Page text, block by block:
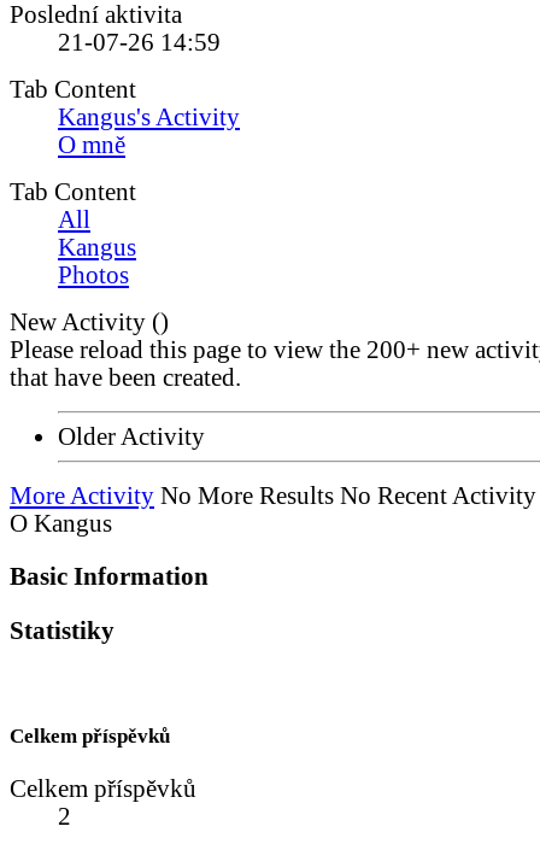
Poslední aktivita
21-07-26 14:59
Tab Content
Kangus's Activity
O mně
Tab Content
All
Kangus
Photos
New Activity ()
Please reload this page to view the 200+ new
that have been created.
Older Activity
More Activity No More Results No Recent Activity
O Kangus
Basic Information
Statistiky
Celkem příspěvků
Celkem příspěvků
2